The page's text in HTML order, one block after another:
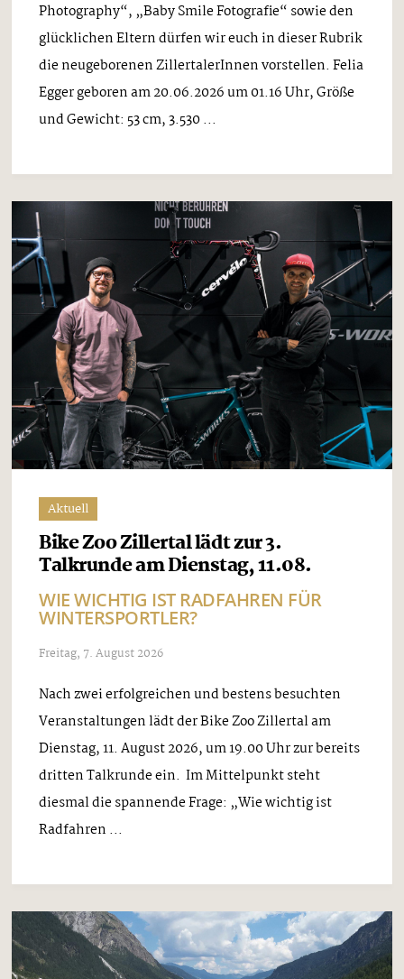
Photography“, „Baby Smile Fotografie“ sowie den
glücklichen Eltern dürfen wir euch in dieser Rubrik
die neugeborenen ZillertalerInnen vorstellen. Felia
Egger geboren am 20.06.2026 um 01.16 Uhr, Größe
und Gewicht: 53 cm, 3.530 ...
Aktuell
Bike Zoo Zillertal lädt zur 3.
Talkrunde am Dienstag, 11.08.
WIE WICHTIG IST RADFAHREN FÜR
WINTERSPORTLER?
Freitag, 7. August 2026
Nach zwei erfolgreichen und bestens besuchten
Veranstaltungen lädt der Bike Zoo Zillertal am
Dienstag, 11. August 2026, um 19.00 Uhr zur bereits
dritten Talkrunde ein. Im Mittelpunkt steht
diesmal die spannende Frage: „Wie wichtig ist
Radfahren ...